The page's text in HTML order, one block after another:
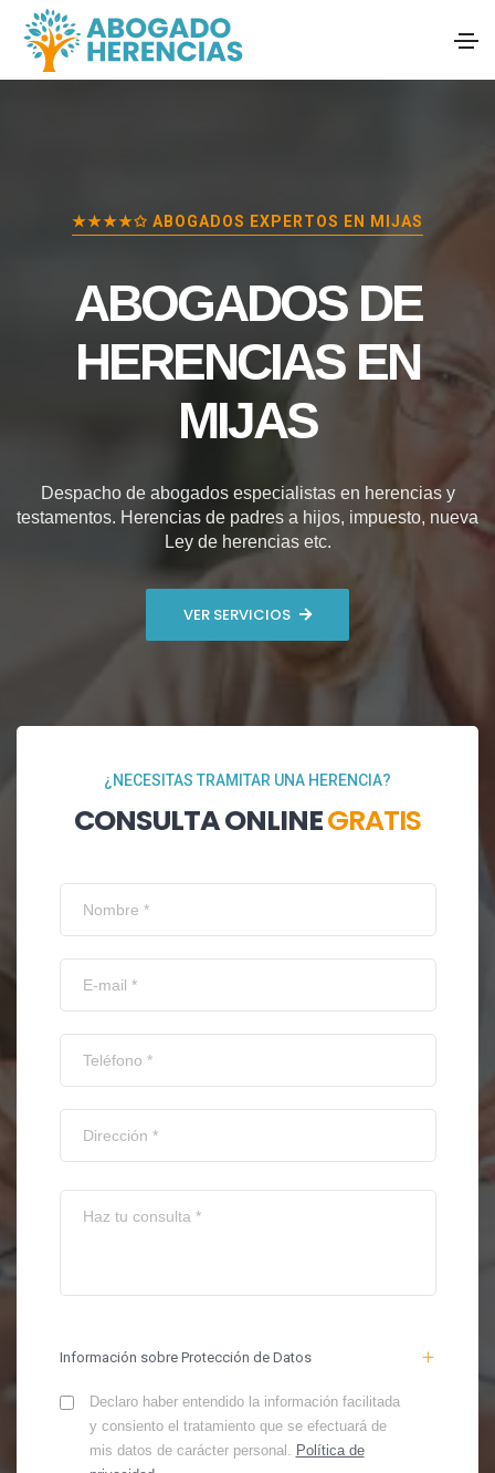
★★★★✩ ABOGADOS EXPERTOS EN MIJAS
ABOGADOS DE
HERENCIAS EN
MIJAS
Despacho de abogados especialistas en herencias y
testamentos. Herencias de padres a hijos, impuesto, nueva
Ley de herencias etc.
VER SERVICIOS
¿NECESITAS TRAMITAR UNA HERENCIA?
CONSULTA ONLINEGRATIS
Información sobre Protección de Datos
Declaro haber entendido la información facilitada
y consiento el tratamiento que se efectuará de
mis datos de carácter personal. Política de